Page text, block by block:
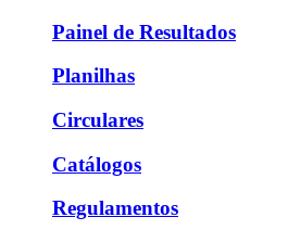
Painel de Resultados
Planilhas
Circulares
Catálogos
Regulamentos